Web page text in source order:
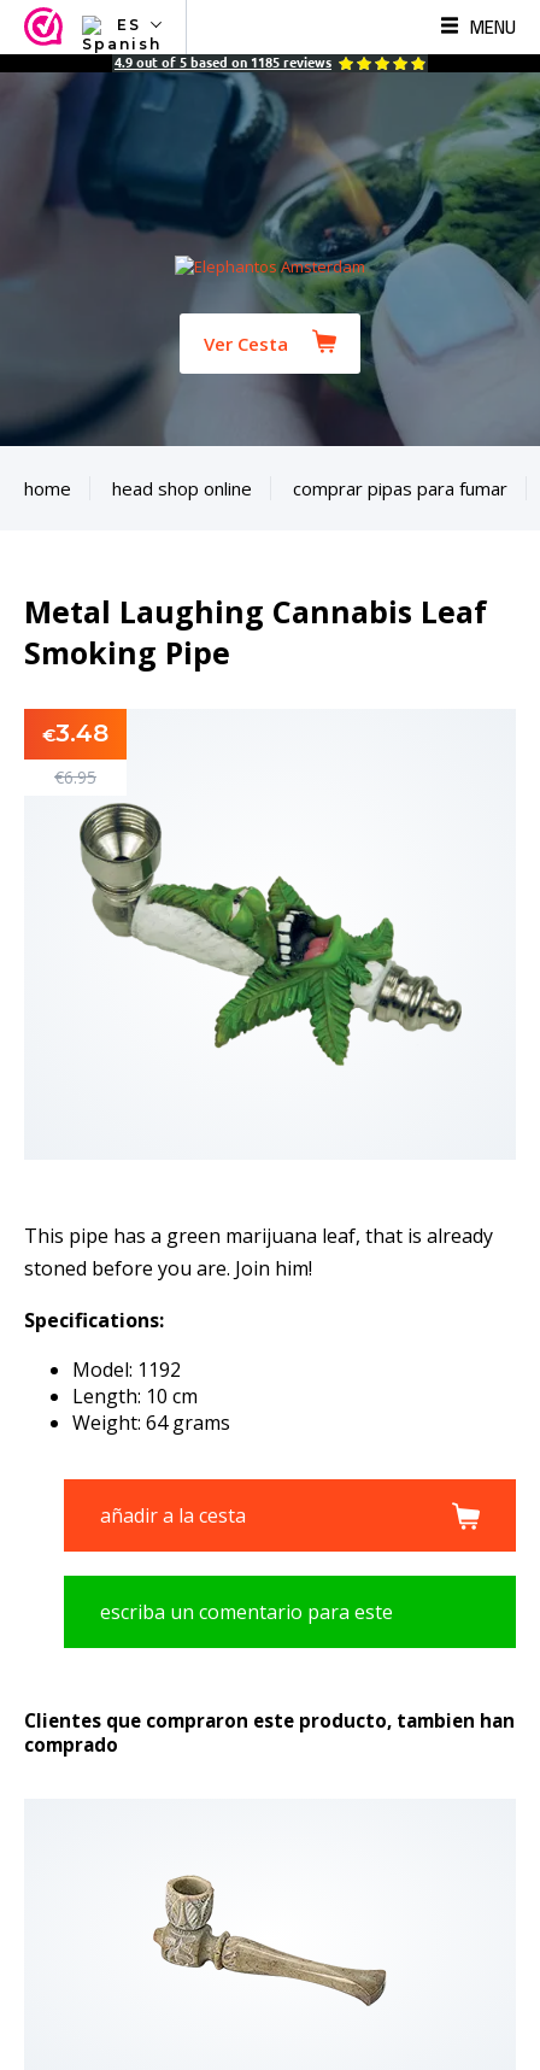
ES
NL
ES
MENU
4.9 out of 5 based on 1185 reviews
Ver Cesta
home head shop online comprar pipas para fumar
Metal Laughing Cannabis Leaf
Smoking Pipe
€3.48
€6.95
This pipe has a green marijuana leaf, that is already
stoned before you are. Join him!
Specifications:
Model: 1192
Length: 10 cm
Weight: 64 grams
añadir a la cesta
escriba un comentario para este
Clientes que compraron este producto, tambien han
comprado